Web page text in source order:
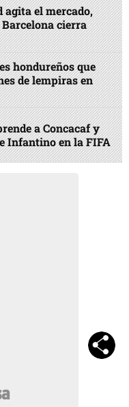
agita el mercado,
cierra
hondureños que
de lempiras en
a Concacaf y
Infantino en la FIFA